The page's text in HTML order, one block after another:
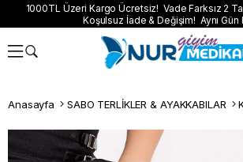
1000TL Üzeri Kargo Ücretsiz! Vade Farksız 2
Koşulsuz İade & Değişim! Aynı Gün
Anasayfa SABO TERLİKLER & AYAKKABILAR